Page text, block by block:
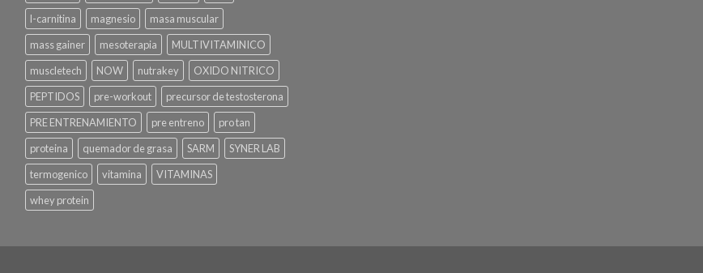
l-carnitina
magnesio
masa muscular
mass gainer
mesoterapia
MULTIVITAMINICO
muscletech
NOW nutrakey
OXIDO NITRICO
PEPTIDOS
pre-workout
precursor de testosterona
PRE ENTRENAMIENTO
pre entreno
pro tan
proteina
quemador de grasa SARM
SYNER LAB
termogenico
vitamina
VITAMINAS
whey protein